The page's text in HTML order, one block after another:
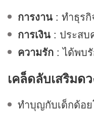
การงาน : ทำธุร
การเงิน : ประสบ
ความรัก : ได้พบ
เคล็ดลับเสริมด
ทำบุญกับเด็กด้อ